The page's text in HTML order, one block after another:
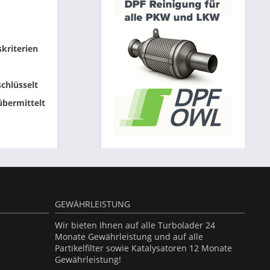
GEWÄHRLEISTUNG
Wir bieten Ihnen auf alle Turbolader 24
Monate Gewährleistung und auf alle
Partikelfilter sowie Katalysatoren 12 Monate
Gewährleistung!